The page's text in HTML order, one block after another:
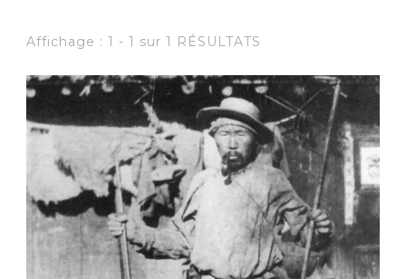
Affichage : 1 - 1 sur 1 RÉSULTATS